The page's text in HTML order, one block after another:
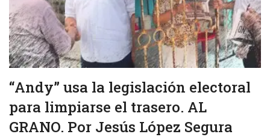
“Andy” usa la legislación electoral
para limpiarse el trasero. AL
GRANO. Por Jesús López Segura